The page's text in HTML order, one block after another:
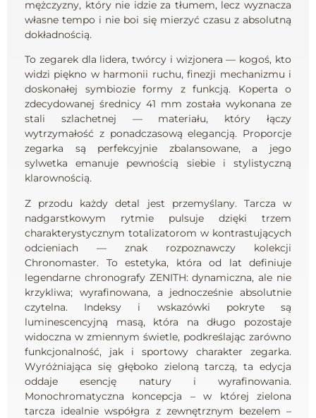
mężczyzny, który nie idzie za tłumem, lecz wyznacza
własne tempo i nie boi się mierzyć czasu z absolutną
dokładnością.
To zegarek dla lidera, twórcy i wizjonera — kogoś, kto
widzi piękno w harmonii ruchu, finezji mechanizmu i
doskonałej symbiozie formy z funkcją. Koperta o
zdecydowanej średnicy 41 mm została wykonana ze
stali szlachetnej — materiału, który łączy
wytrzymałość z ponadczasową elegancją. Proporcje
zegarka są perfekcyjnie zbalansowane, a jego
sylwetka emanuje pewnością siebie i stylistyczną
klarownością.
Z przodu każdy detal jest przemyślany. Tarcza w
nadgarstkowym rytmie pulsuje dzięki trzem
charakterystycznym totalizatorom w kontrastujących
odcieniach — znak rozpoznawczy kolekcji
Chronomaster. To estetyka, która od lat definiuje
legendarne chronografy ZENITH: dynamiczna, ale nie
krzykliwa; wyrafinowana, a jednocześnie absolutnie
czytelna. Indeksy i wskazówki pokryte są
luminescencyjną masą, która na długo pozostaje
widoczna w zmiennym świetle, podkreślając zarówno
funkcjonalność, jak i sportowy charakter zegarka.
Wyróżniająca się głęboko zieloną tarczą, ta edycja
oddaje esencję natury i wyrafinowania.
Monochromatyczna koncepcja – w której zielona
tarcza idealnie współgra z zewnętrznym bezelem –